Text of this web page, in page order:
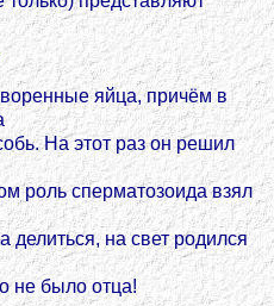
яйца, причём в
На этот раз он решил
роль сперматозоида взял
делиться, на свет родился
не было отца!